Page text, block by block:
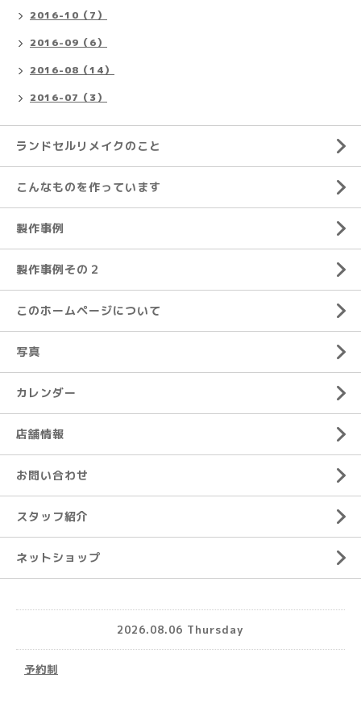
2016-10（7）
2016-09（6）
2016-08（14）
2016-07（3）
ランドセルリメイクのこと
こんなものを作っています
製作事例
製作事例その２
このホームページについて
写真
カレンダー
店舗情報
お問い合わせ
スタッフ紹介
ネットショップ
2026.08.06 Thursday
予約制